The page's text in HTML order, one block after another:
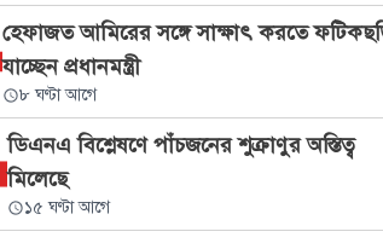
হেফাজত আমিরের সঙ্গে সাক্ষাৎ করতে
যাচ্ছেন প্রধানমন্ত্রী
৮ ঘণ্টা আগে
ডিএনএ বিশ্লেষণে পাঁচজনের শুক্রাণুর অস্তিত্ব
মিলেছে
১৫ ঘণ্টা আগে